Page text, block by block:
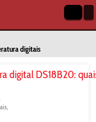
digitais
digital DS18B20: